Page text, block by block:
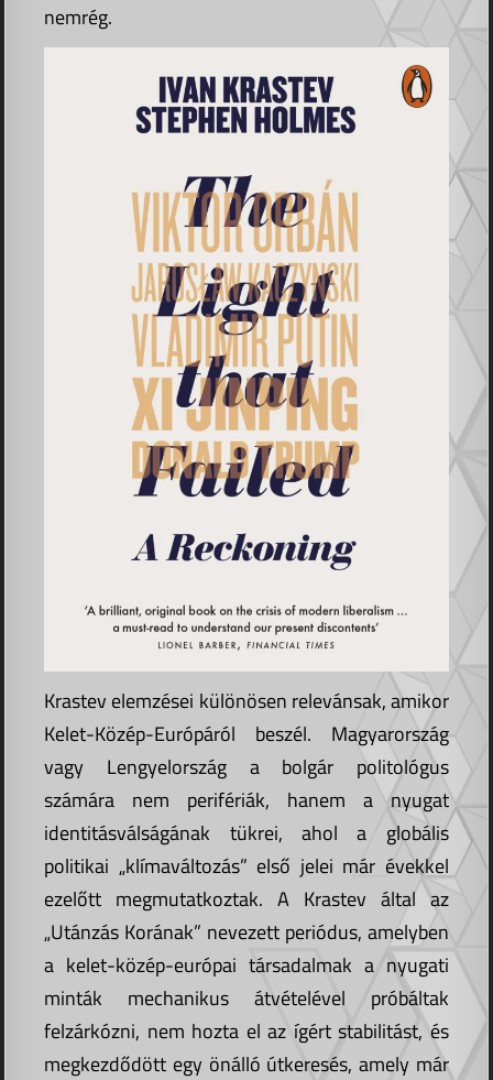
nemrég.
Krastev elemzései különösen relevánsak, amikor
Kelet-Közép-Európáról beszél. Magyarország
vagy Lengyelország a bolgár politológus
számára nem perifériák, hanem a nyugat
identitásválságának tükrei, ahol a globális
politikai „klímaváltozás” első jelei már évekkel
ezelőtt megmutatkoztak. A Krastev által az
„Utánzás Korának” nevezett periódus, amelyben
a kelet-közép-európai társadalmak a nyugati
minták mechanikus átvételével próbáltak
felzárkózni, nem hozta el az ígért stabilitást, és
megkezdődött egy önálló útkeresés, amely már